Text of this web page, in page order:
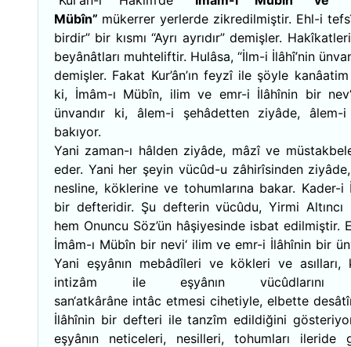
Mübîn” mükerrer yerlerde zikredilmiştir. Ehl-i
birdir” bir kısmı “Ayrı ayrıdır” demişler.
beyânâtları muhteliftir. Hulâsa, “İlm-i İlâhî’nin
demişler. Fakat Kur’ân’ın feyzî ile şöyle
ki, İmâm-ı Mübîn, ilim ve emr-i İlâhînin bir
ünvandır ki, âlem-i şehâdetten ziyâde, âlem-
bakıyor.
Yani zaman-ı hâlden ziyâde, mâzî ve
eder. Yani her şeyin vücûd-u zâhirîsinden ziyâde,
nesline, köklerine ve tohumlarına bakar. Kader-i
bir defteridir. Şu defterin vücûdu, Yirmi Altıncı
hem Onuncu Söz’ün hâşiyesinde isbat edilmiştir.
İmâm-ı Mübîn bir nevi‘ ilim ve emr-i İlâhînin bir
Yani eşyânın mebâdîleri ve kökleri ve asılları,
intizâm ile eşyânın vücûdlarını
san‘atkârâne intâc etmesi cihetiyle, elbette
İlâhînin bir defteri ile tanzîm edildiğini
eşyânın neticeleri, nesilleri, tohumları ileride